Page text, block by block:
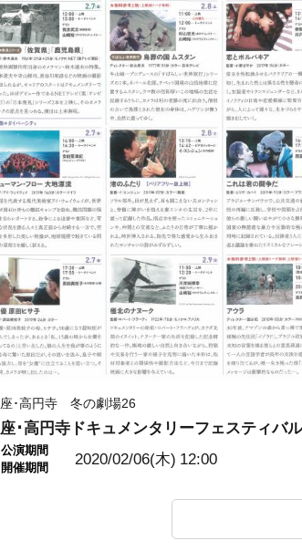
座･高円寺 冬の劇場26
座･高円寺ドキュメンタリーフェスティバ
公演期間
開催期間
2020/02/06(木) 12:00